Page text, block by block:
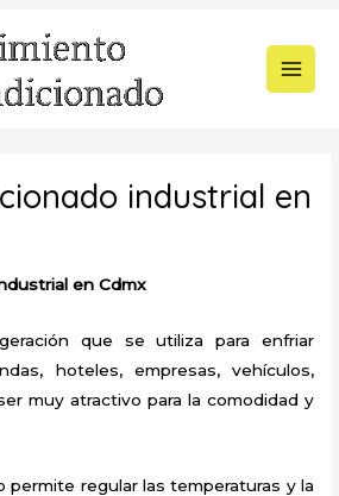
industrial en
en Cdmx
que se utiliza para enfriar
hoteles, empresas, vehículos,
muy atractivo para la comodidad y
permite regular las temperaturas y la